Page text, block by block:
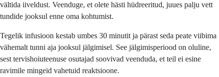
vältida iiveldust. Veenduge, et olete hästi hüdreeritud, juues palju vett
tundide jooksul enne oma kohtumist.
Tegelik infusioon kestab umbes 30 minutit ja pärast seda peate viibima
vähemalt tunni aja jooksul jälgimisel. See jälgimisperiood on oluline,
sest tervishoiuteenuse osutajad soovivad veenduda, et teil ei esine
ravimile mingeid vahetuid reaktsioone.